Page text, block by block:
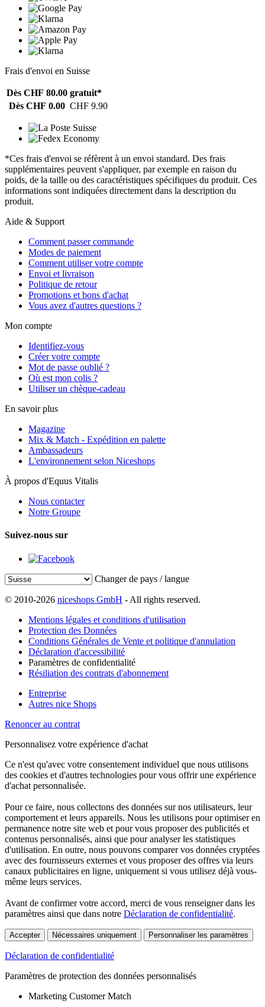
Frais d'envoi en Suisse
Dès CHF 80.00 gratuit*
Dès CHF 0.00 CHF 9.90
*Ces frais d'envoi se réfèrent à un envoi standard. Des frais
supplémentaires peuvent s'appliquer, par exemple en raison du
poids, de la taille ou des caractéristiques spécifiques du produit. Ces
informations sont indiquées directement dans la description du
produit.
Aide & Support
Comment passer commande
Modes de paiement
Comment utiliser votre compte
Envoi et livraison
Politique de retour
Promotions et bons d'achat
Vous avez d'autres questions ?
Mon compte
Identifiez-vous
Créer votre compte
Mot de passe oublié ?
Où est mon colis ?
Utiliser un chèque-cadeau
En savoir plus
Magazine
Mix & Match - Expédition en palette
Ambassadeurs
L'environnement selon Niceshops
À propos d'Equus Vitalis
Nous contacter
Notre Groupe
Suivez-nous sur
Changer de pays / langue
© 2010-2026 niceshops GmbH - All rights reserved.
Mentions légales et conditions d'utilisation
Protection des Données
Conditions Générales de Vente et politique d'annulation
Déclaration d'accessibilité
Paramètres de confidentialité
Résiliation des contrats d'abonnement
Entreprise
Autres nice Shops
Renoncer au contrat
Personnalisez votre expérience d'achat
Ce n'est qu'avec votre consentement individuel que nous utilisons
des cookies et d'autres technologies pour vous offrir une expérience
d'achat personnalisée.
Pour ce faire, nous collectons des données sur nos utilisateurs, leur
comportement et leurs appareils. Nous les utilisons pour optimiser en
permanence notre site web et pour vous proposer des publicités et
contenus personnalisés, ainsi que pour analyser les statistiques
d'utilisation. En outre, nous pouvons comparer vos données cryptées
avec des fournisseurs externes et vous proposer des offres via leurs
canaux publicitaires en ligne, uniquement si vous utilisez déjà vous-
même leurs services.
Avant de confirmer votre accord, merci de vous renseigner dans les
paramètres ainsi que dans notre Déclaration de confidentialité.
Accepter Nécessaires uniquement Personnaliser les paramètres
Déclaration de confidentialité
Paramètres de protection des données personnalisés
Marketing Customer Match